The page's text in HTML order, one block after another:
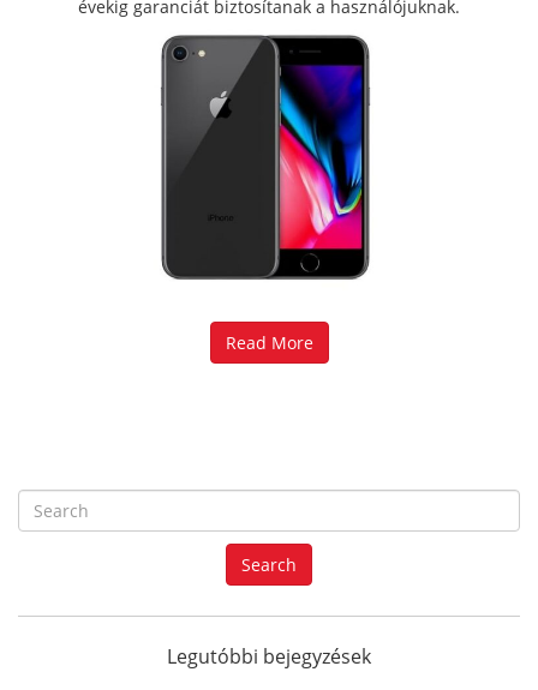
évekig garanciát biztosítanak a használójuknak.
Read More
e
r
f
Search
Legutóbbi bejegyzések